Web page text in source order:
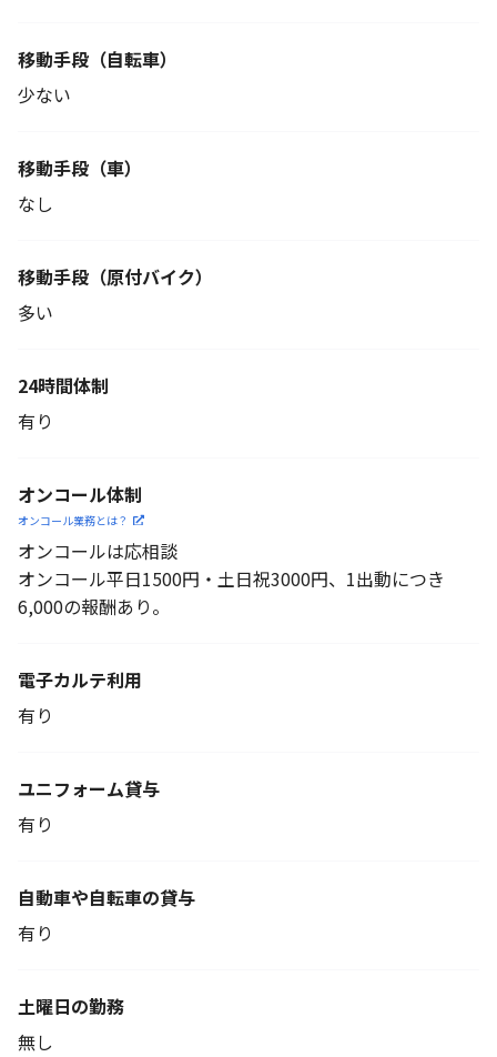
移動手段 （自転車）
少ない
移動手段（車）
なし
移動手段 （原付バイク）
多い
24時間体制
有り
オンコール体制
オンコール業務とは？
オンコールは応相談
オンコール平日1500円・土日祝3000円、1出動につき
6,000の報酬あり。
電子カルテ利用
有り
ユニフォーム貸与
有り
自動車や自転車の貸与
有り
土曜日の勤務
無し